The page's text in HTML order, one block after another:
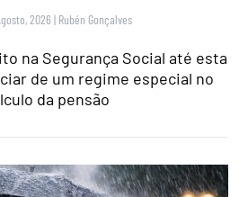
2026 | Rubén Gonçalves
na Segurança Social até esta
de um regime especial no
da pensão